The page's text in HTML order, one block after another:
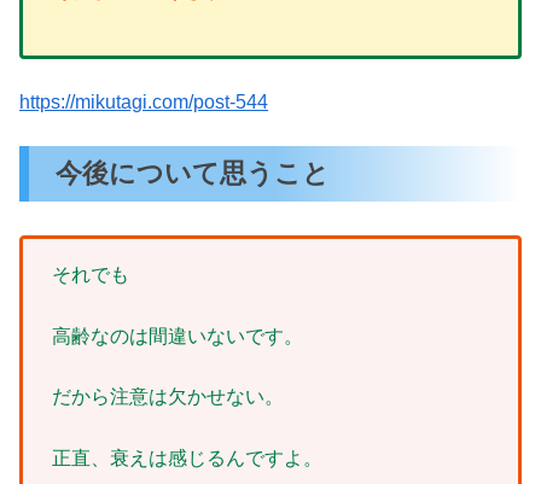
https://mikutagi.com/post-544
今後について思うこと
それでも
高齢なのは間違いないです。
だから注意は欠かせない。
正直、衰えは感じるんですよ。